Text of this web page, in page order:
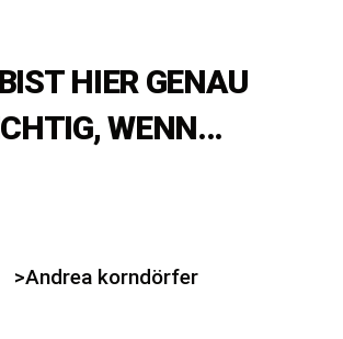
HIER GENAU
WENN...